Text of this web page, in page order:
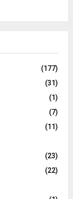
(177)
(31)
(1)
(7)
(11)
(23)
(22)